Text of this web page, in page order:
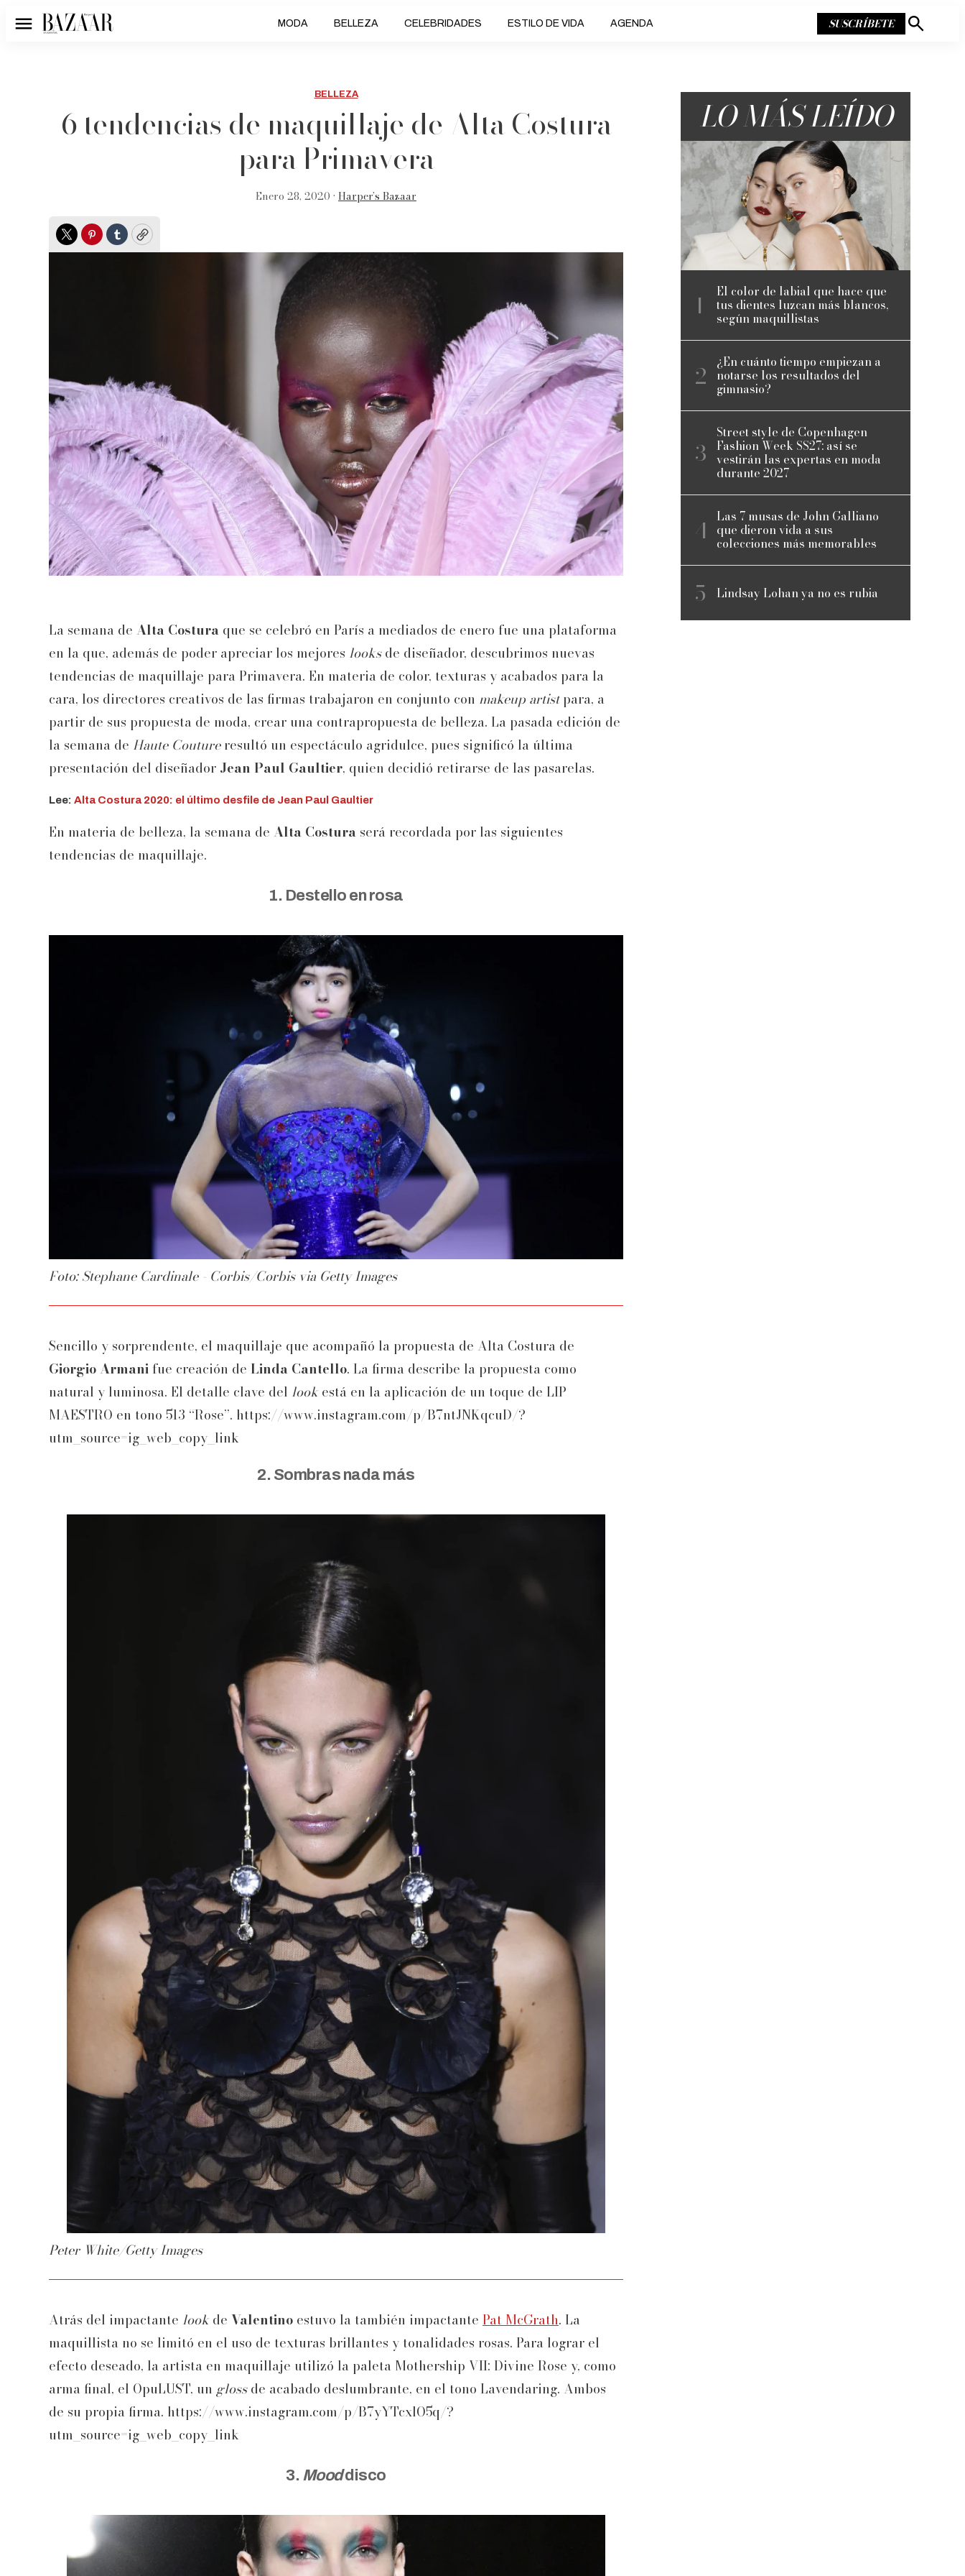
Menú MODA BELLEZA CELEBRIDADES ESTILO DE VIDA AGENDA SUSCRÍBETE
Mostrar
BELLEZA
6 tendencias de maquillaje de Alta Costura
para Primavera
Enero 28, 2020 • Harper’s Bazaar
TwitterPinterest
TumblrCopy
La semana de Alta Costura que se celebró en París a mediados de enero fue una plataforma
en la que, además de poder apreciar los mejores looksde diseñador, descubrimos nuevas
tendencias de maquillaje para Primavera. En materia de color, texturas y acabados para la
cara, los directores creativos de las firmas trabajaron en conjunto con makeup artistpara, a
partir de sus propuesta de moda, crear una contrapropuesta de belleza. La pasada edición de
la semana de Haute Coutureresultó un espectáculo agridulce, pues significó la última
presentación del diseñador Jean Paul Gaultier, quien decidió retirarse de las pasarelas.
Lee: Alta Costura 2020: el último desfile de Jean Paul Gaultier
En materia de belleza, la semana de Alta Costura será recordada por las siguientes
tendencias de maquillaje.
1. Destello en rosa
Foto: Stephane Cardinale - Corbis/Corbis via Getty Images
Sencillo y sorprendente, el maquillaje que acompañó la propuesta de Alta Costura de
Giorgio Armani fue creación de Linda Cantello. La firma describe la propuesta como
natural y luminosa. El detalle clave del lookestá en la aplicación de un toque de LIP
MAESTRO en tono 513 “Rose”. https://www.instagram.com/p/B7ntJNKqcuD/?
utm_source=ig_web_copy_link
2. Sombras nada más
Peter White/Getty Images
Atrás del impactante lookde Valentino estuvo la también impactante Pat McGrath. La
maquillista no se limitó en el uso de texturas brillantes y tonalidades rosas. Para lograr el
efecto deseado, la artista en maquillaje utilizó la paleta Mothership VII: Divine Rose y, como
arma final, el OpuLUST, un glossde acabado deslumbrante, en el tono Lavendaring. Ambos
de su propia firma. https://www.instagram.com/p/B7yYTcxlO5q/?
utm_source=ig_web_copy_link
3. Mooddisco
LO MÁS LEÍDO
El color de labial que hace que
tus dientes luzcan más blancos,
según maquillistas
¿En cuánto tiempo empiezan a
notarse los resultados del
gimnasio?
Street style de Copenhagen
Fashion Week SS27: así se
vestirán las expertas en moda
durante 2027
Las 7 musas de John Galliano
que dieron vida a sus
colecciones más memorables
Lindsay Lohan ya no es rubia